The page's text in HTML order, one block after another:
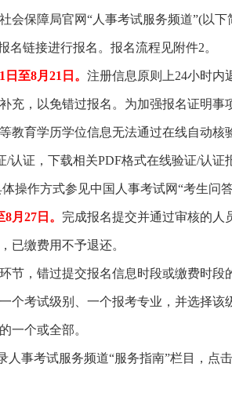
会保障局官网“人事考试服务频道”(以
名链接进行报名。报名流程见附件2。
日至8月21日。 注册信息原则上24小时内
充，以免错过报名。为加强报名证明事
教育学历学位信息无法通过在线自动核
认证，下载相关PDF格式在线验证/认证
操作方式参见中国人事考试网“考生问答
月27日。 完成报名提交并通过审核的人
已缴费用不予退还。
节，错过提交报名信息时段或缴费时段
个考试级别、一个报考专业，并选择该
一个或全部。
事考试服务频道“服务指南”栏目，点击